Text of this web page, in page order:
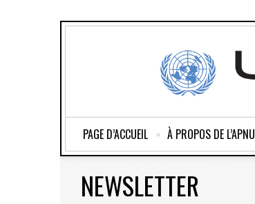
PAGE D’ACCUEIL À PROPOS DE L’APNU
NEWSLETTER